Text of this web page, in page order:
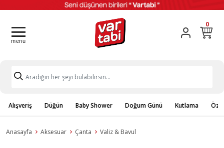
0
Alışveriş Düğün Baby Shower Doğum Günü Kutlama
Anasayfa Aksesuar Çanta Valiz & Bavul